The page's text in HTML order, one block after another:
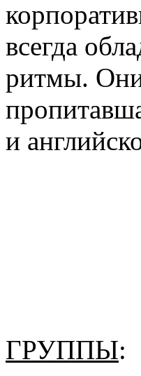
всегда
ритмы. Они
и
ГРУППЫ: